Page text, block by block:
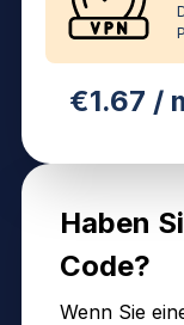
€1.67 /
Haben
Code?
Wenn Sie